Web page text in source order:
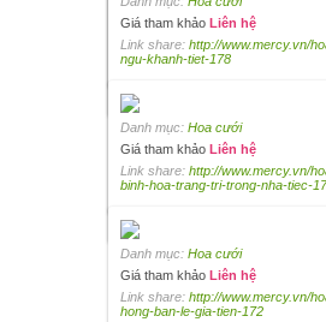
Danh mục:Hoa cưới
Giá tham khảoLiên hệ
Danh mục:Hoa cưới
Giá tham khảoLiên hệ
Giá tham khảo Liên hệ
Link share: http://www.mercy.vn/
ngu-khanh-tiet-178
Danh mục: Hoa cưới
Giá tham khảo Liên hệ
Link share: http://www.mercy.vn/
binh-hoa-trang-tri-trong-nha-tiec-
Danh mục: Hoa cưới
Giá tham khảo Liên hệ
Link share: http://www.mercy.vn/
hong-ban-le-gia-tien-172